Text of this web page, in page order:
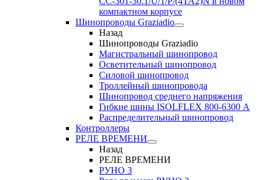
компактном корпусе
Шинопроводы Graziadio
Назад
Шинопроводы Graziadio
Магистральный шинопровод
Осветительный шинопровод
Силовой шинопровод
Троллейный шинопровода
Шинопровод среднего напряжения
Гибкие шины ISOLFLEX 800-6300 А
Распределительный шинопровод
Контроллеры
РЕЛЕ ВРЕМЕНИ
Назад
РЕЛЕ ВРЕМЕНИ
РУНО 3